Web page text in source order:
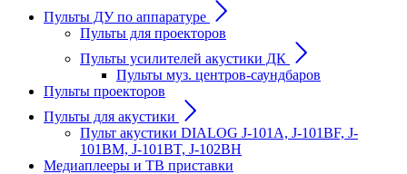
Пульты ДУ по аппаратуре
Пульты для проекторов
Пульты усилителей акустики ДК
Пульты муз. центров-саундбаров
Пульты проекторов
Пульты для акустики
Пульт акустики DIALOG J-101A, J-101BF, J-
101BM, J-101BT, J-102BH
Медиаплееры и ТВ приставки